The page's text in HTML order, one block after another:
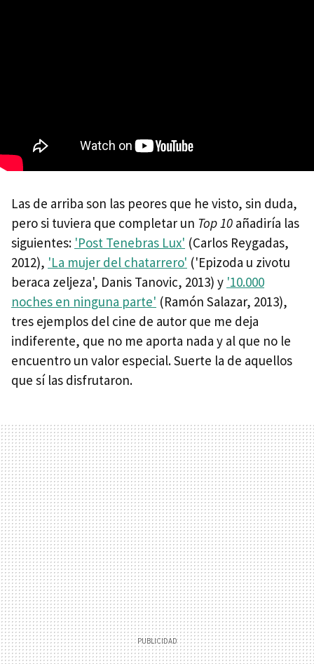
Las de arriba son las peores que he visto, sin duda,
pero si tuviera que completar un Top 10 añadiría las
siguientes: 'Post Tenebras Lux' (Carlos Reygadas,
2012), 'La mujer del chatarrero' ('Epizoda u zivotu
beraca zeljeza', Danis Tanovic, 2013) y '10.000
noches en ninguna parte' (Ramón Salazar, 2013),
tres ejemplos del cine de autor que me deja
indiferente, que no me aporta nada y al que no le
encuentro un valor especial. Suerte la de aquellos
que sí las disfrutaron.